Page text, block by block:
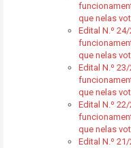
que nelas
Edital N.º
que nelas
Edital N.º
que nelas
Edital N.º
que nelas
Edital N.º